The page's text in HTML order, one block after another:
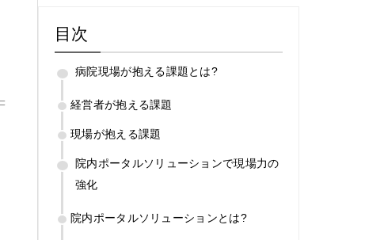
目次
病院現場が抱える課題とは?
経営者が抱える課題
現場が抱える課題
院内ポータルソリューションで現場力の
強化
院内ポータルソリューションとは?